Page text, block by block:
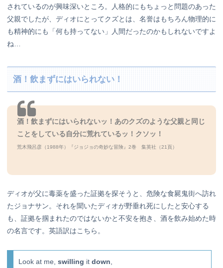
されているのが興味深いところ。人格的にもちょっと問題のあった
父親でしたが、ディオにとってクズとは、名誉はもちろん物理的に
も精神的にも「何も持ってない」人間だったのかもしれないですよ
ね…
酒！飲まずにはいられない！
酒！飲まずにはいられないッ！ あのクズのような父親と同じ
ことをしている自分に荒れているッ！クソッ！
荒木飛呂彦（1988年）『ジョジョの奇妙な冒険』2巻 集英社（21頁）
ディオが父に毒薬を盛った証拠を探そうと、危険な食屍鬼街へ訪れ
たジョナサン。それを聞いたディオが野垂れ死にしたと安心する
も、証拠を掴まれたのではないかと不安を抱き、酒を飲み始めた時
の名言です。英語訳はこちら。
Look at me, swilling it down